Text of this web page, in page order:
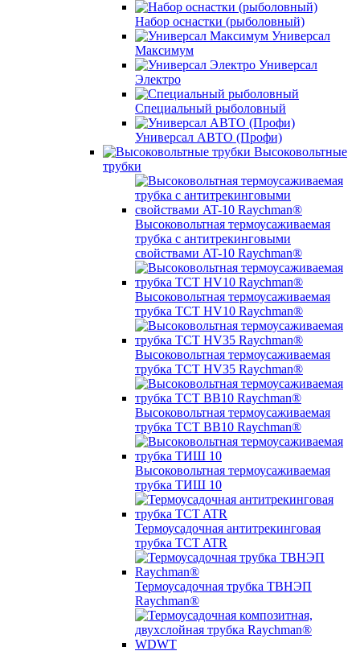
Набор оснастки (рыболовный)
Универсал
Максимум
Универсал
Электро
Специальный рыболовный
Универсал АВТО (Профи)
Высоковольтные
трубки
Высоковольтная термоусаживаемая
трубка с антитрекинговыми
свойствами AT-10 Raychman®
Высоковольтная термоусаживаемая
трубка TCT HV10 Raychman®
Высоковольтная термоусаживаемая
трубка TCT HV35 Raychman®
Высоковольтная термоусаживаемая
трубка TCT BB10 Raychman®
Высоковольтная термоусаживаемая
трубка ТИШ 10
Термоусадочная антитрекинговая
трубка TCT ATR
Термоусадочная трубка ТВНЭП
Raychman®